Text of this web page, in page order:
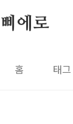
삐에로
홈 태그